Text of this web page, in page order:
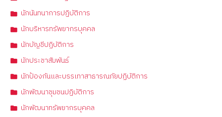
นักนันทนาการปฏิบัติการ
นักบริหารทรัพยากรบุคคล
นักบัญชีปฏิบัติการ
นักประชาสัมพันธ์
นักป้องกันและบรรเทาสาธารณภัยปฏิบัติการ
นักพัฒนาชุมชนปฏิบัติการ
นักพัฒนาทรัพยากรบุคคล